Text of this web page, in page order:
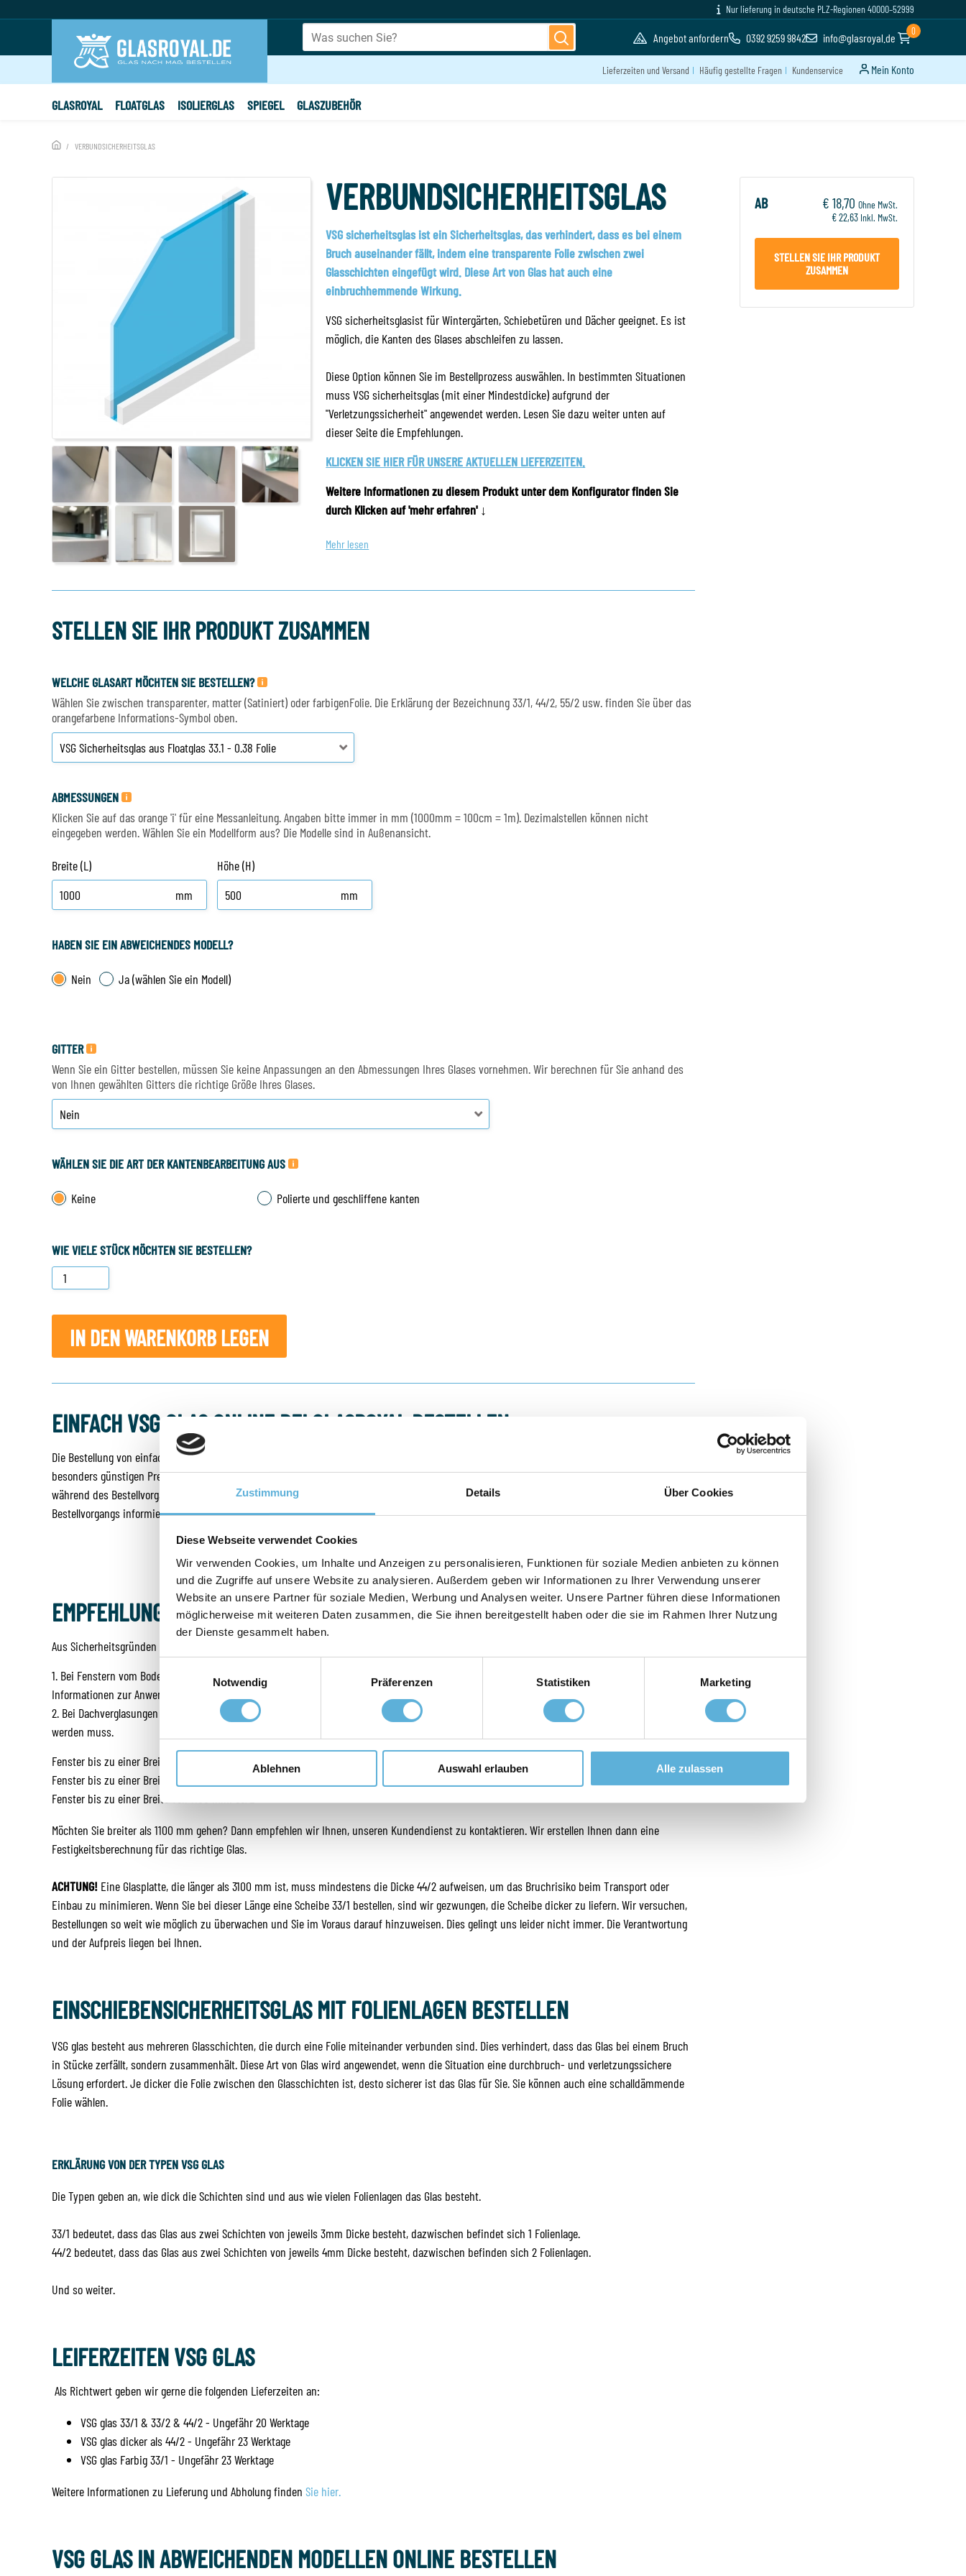
Zustimmung Details Über Cookies
Diese Webseite verwendet Cookies
Wir verwenden Cookies, um Inhalte und Anzeigen zu personalisieren, Funktionen für soziale Medien anbieten zu können
und die Zugriffe auf unsere Website zu analysieren. Außerdem geben wir Informationen zu Ihrer Verwendung unserer
Website an unsere Partner für soziale Medien, Werbung und Analysen weiter. Unsere Partner führen diese Informationen
möglicherweise mit weiteren Daten zusammen, die Sie ihnen bereitgestellt haben oder die sie im Rahmen Ihrer Nutzung
der Dienste gesammelt haben.
Notwendig
Präferenzen Statistiken Marketing
Ablehnen Auswahl erlauben Alle zulassen
Nur lieferung in deutsche PLZ-Regionen 40000–52999
Angebot anfordern 0392 9259 9842 info@glasroyal.de 0
Lieferzeiten und Versand Häufig gestellte Fragen Kundenservice Mein Konto
GLASROYAL FLOATGLAS ISOLIERGLAS SPIEGEL GLASZUBEHÖR
VERBUNDSICHERHEITSGLAS
VERBUNDSICHERHEITSGLAS
VSG sicherheitsglas ist ein Sicherheitsglas, das verhindert, dass es bei einem
Bruch auseinander fällt, indem eine transparente Folie zwischen zwei
Glasschichten eingefügt wird. Diese Art von Glas hat auch eine
einbruchhemmende Wirkung.
VSG sicherheitsglasist für Wintergärten, Schiebetüren und Dächer geeignet. Es ist
möglich, die Kanten des Glases abschleifen zu lassen.
Diese Option können Sie im Bestellprozess auswählen. In bestimmten Situationen
muss VSG sicherheitsglas (mit einer Mindestdicke) aufgrund der
"Verletzungssicherheit" angewendet werden. Lesen Sie dazu weiter unten auf
dieser Seite die Empfehlungen.
KLICKEN SIE HIER FÜR UNSERE AKTUELLEN LIEFERZEITEN.
Weitere Informationen zu diesem Produkt unter dem Konfigurator finden Sie
durch Klicken auf 'mehr erfahren' ↓
Mehr lesen
STELLEN SIE IHR PRODUKT ZUSAMMEN
WELCHE GLASART MÖCHTEN SIE BESTELLEN?
Wählen Sie zwischen transparenter, matter (Satiniert) oder farbigenFolie. Die Erklärung der Bezeichnung 33/1, 44/2, 55/2 usw. finden Sie über das
orangefarbene Informations-Symbol oben.
ABMESSUNGEN
Klicken Sie auf das orange 'i' für eine Messanleitung. Angaben bitte immer in mm (1000mm = 100cm = 1m). Dezimalstellen können nicht
eingegeben werden. Wählen Sie ein Modellform aus? Die Modelle sind in Außenansicht.
Breite (L)
mm
Höhe (H)
mm
HABEN SIE EIN ABWEICHENDES MODELL?
Nein Ja (wählen Sie ein Modell)
GITTER
Wenn Sie ein Gitter bestellen, müssen Sie keine Anpassungen an den Abmessungen Ihres Glases vornehmen. Wir berechnen für Sie anhand des
von Ihnen gewählten Gitters die richtige Größe Ihres Glases.
WÄHLEN SIE DIE ART DER KANTENBEARBEITUNG AUS
Keine Polierte und geschliffene kanten
WIE VIELE STÜCK MÖCHTEN SIE BESTELLEN?
IN DEN WARENKORB LEGEN
EINFACH VSG GLAS ONLINE BEI GLASROYAL BESTELLEN
Die Bestellung von einfachem VSG sicherheitsglasist sehr einfach. Das Glas wird direkt vom Großhandel bezogen, wodurch Sie immer einen
besonders günstigen Preis für Ihr Glas nach Maß bezahlen. Wir sind spezialisiert auf die Lieferung von Einscheibensicherheitsglas. Wählen Sie
während des Bestellvorgangs die richtige Variante und Dicke aus und geben Sie die Breite und Höhe in Millimetern ein. Während des
Bestellvorgangs informieren wir Sie gerne über die Lieferzeit Ihrer Bestellung.
EMPFEHLUNGEN FÜR VSG GLAS VON GLASROYAL
Aus Sicherheitsgründen muss VSG sicherheitsglasin folgenden Situationen verwendet werden:
1. Bei Fenstern vom Boden bis 85 cm aus Sicherheitsgründen. In einigen Fällen bis zu 140 cm über dem Boden. Klicken Sie hier für weitere
Informationen zur Anwendung von Sicherheitsglas.
2. Bei Dachverglasungen wie Wintergärten oder Carports. Bei Dachverglasungen gilt auch, dass mindestens VSG sicherheitsglas 44/2 verwendet
werden muss.
Fenster bis zu einer Breite von 850 mm: 44/2
Fenster bis zu einer Breite von 950 mm: 55/2
Fenster bis zu einer Breite von 1100 mm: 66/2
Möchten Sie breiter als 1100 mm gehen? Dann empfehlen wir Ihnen, unseren Kundendienst zu kontaktieren. Wir erstellen Ihnen dann eine
Festigkeitsberechnung für das richtige Glas.
ACHTUNG! Eine Glasplatte, die länger als 3100 mm ist, muss mindestens die Dicke 44/2 aufweisen, um das Bruchrisiko beim Transport oder
Einbau zu minimieren. Wenn Sie bei dieser Länge eine Scheibe 33/1 bestellen, sind wir gezwungen, die Scheibe dicker zu liefern. Wir versuchen,
Bestellungen so weit wie möglich zu überwachen und Sie im Voraus darauf hinzuweisen. Dies gelingt uns leider nicht immer. Die Verantwortung
und der Aufpreis liegen bei Ihnen.
EINSCHIEBENSICHERHEITSGLAS MIT FOLIENLAGEN BESTELLEN
VSG glas besteht aus mehreren Glasschichten, die durch eine Folie miteinander verbunden sind. Dies verhindert, dass das Glas bei einem Bruch
in Stücke zerfällt, sondern zusammenhält. Diese Art von Glas wird angewendet, wenn die Situation eine durchbruch- und verletzungssichere
Lösung erfordert. Je dicker die Folie zwischen den Glasschichten ist, desto sicherer ist das Glas für Sie. Sie können auch eine schalldämmende
Folie wählen.
ERKLÄRUNG VON DER TYPEN VSG GLAS
Die Typen geben an, wie dick die Schichten sind und aus wie vielen Folienlagen das Glas besteht.
33/1 bedeutet, dass das Glas aus zwei Schichten von jeweils 3mm Dicke besteht, dazwischen befindet sich 1 Folienlage.
44/2 bedeutet, dass das Glas aus zwei Schichten von jeweils 4mm Dicke besteht, dazwischen befinden sich 2 Folienlagen.
Und so weiter.
LEIFERZEITEN VSG GLAS
Als Richtwert geben wir gerne die folgenden Lieferzeiten an:
VSG glas 33/1 & 33/2 & 44/2 - Ungefähr 20 Werktage
VSG glas dicker als 44/2 - Ungefähr 23 Werktage
VSG glas Farbig 33/1 - Ungefähr 23 Werktage
Weitere Informationen zu Lieferung und Abholung finden Sie hier.
VSG GLAS IN ABWEICHENDEN MODELLEN ONLINE BESTELLEN
AB € 18,70 Ohne MwSt.
€ 22,63 Inkl. MwSt.
STELLEN SIE IHR PRODUKT
ZUSAMMEN
IHRE AUSWAHL
Verbundsicherheitsglas
ANDERE HABEN AUCH GEKAUFT:
Glasleiste - Verschiedene Optionen
Preis pro Meter
v.a.
€ 9,19
10,94
Verglasungskitt - Verschiedene Optionen
€ 8,01
Dichtungsband für Fenster - Verschiedene
Optionen
Preis pro Meter